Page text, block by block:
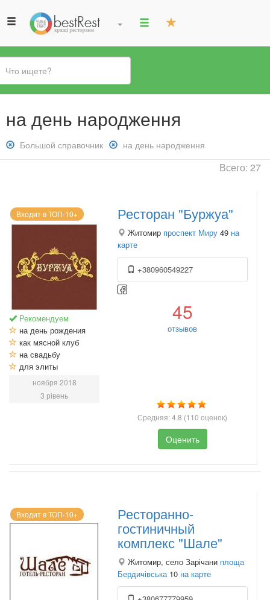
Вы
здесь
на день народження
Снять
фильтр:
Большой справочник
Снять
фильтр:
на день народження
Всего: 27
Входит в ТОП-10+
Рекомендуем
на день рождения
как мясной клуб
на свадьбу
для элиты
ноября 2018
3 рівень
Ресторан "Буржуа"
Житомир проспект Миру 49 на
карте
+380960549227
45
отзывов
Средняя:4.8 (110 оценок)
Оценить
Входит в ТОП-10+ Ресторанно-
гостиничный
комплекс "Шале"
Житомир, село Зарічани площа
Бердичівська 10 на карте